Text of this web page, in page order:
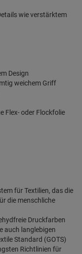
wie verstärktem
Design
weichem Griff
Flex- oder Flockfolie
für Textilien, das die
die menschliche
Druckfarben
auch langlebigen
Standard (GOTS)
Richtlinien für